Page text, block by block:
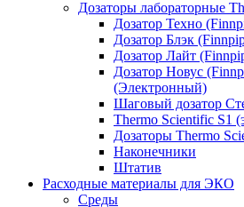
Дозаторы лабораторные
Дозатор Техно
Дозатор Блэк
Дозатор Лайт
Дозатор Новус
(Электронный)
Шаговый дозатор
Thermo Scientific S1
Дозаторы Thermo
Наконечники
Штатив
Расходные материалы для ЭКО
Среды